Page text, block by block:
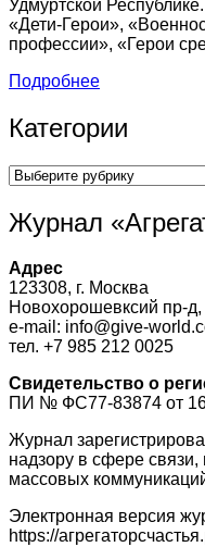
Удмуртской
«Дети-Герои»,
профессии», «Герои
Подробнее
Категории
Категории
Журнал
Адрес
123308, г. Москва
Новохорошевксий пр-д,
e-mail: info@give-
тел. +7 985 212 0025
Свидетельство о
ПИ № ФС77-83874 от
Журнал
надзору в сфере
массовых
Электронная версия
https://